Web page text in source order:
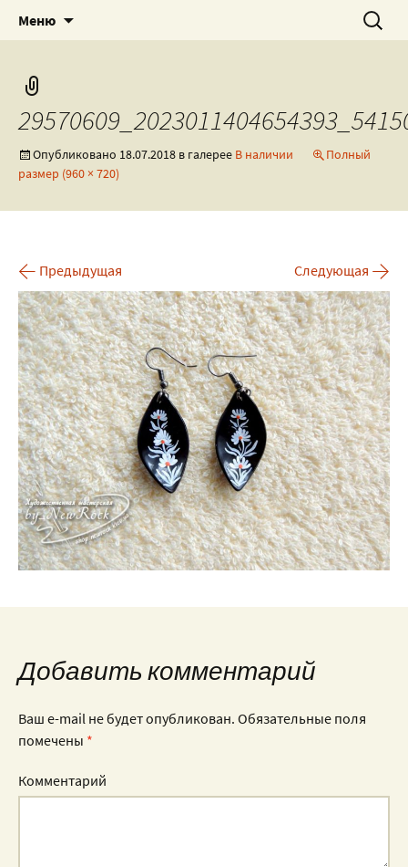
Художественная мастерская
by_NewRock
Роспись текстиля, посуды и всякого
разного!
Меню Найти:
Опубликовано 18.07.2018 в галерее В наличии
Полный
размер (960 × 720)
← Предыдущая Следующая →
Добавить комментарий
Ваш e-mail не будет опубликован. Обязательные поля
помечены *
Комментарий